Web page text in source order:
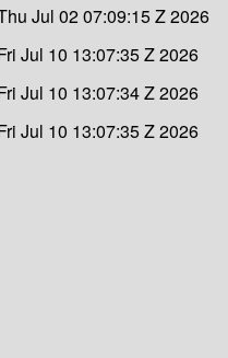
Jul 02 07:09:15 Z 2026
Jul 10 13:07:35 Z 2026
Jul 10 13:07:34 Z 2026
Jul 10 13:07:35 Z 2026